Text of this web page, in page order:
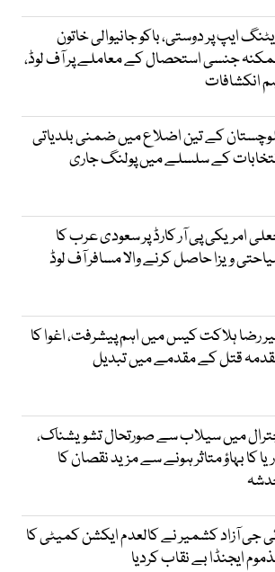
ایپ پر دوستی، باکو جانیوالی خاتون
جنسی استحصال کے معاملے پر آف لوڈ،
انکشافات
کے تین اضلاع میں ضمنی بلدیاتی
کے سلسلے میں پولنگ جاری
امریکی پی آر کارڈ پر سعودی عرب کا
ویزا حاصل کرنے والا مسافر آف لوڈ
رضا ہلاکت کیس میں اہم پیشرفت، اغوا کا
قتل کے مقدمے میں تبدیل
میں سیلاب سے صورتحال تشویشناک،
کا بہاؤ متاثر ہونے سے مزید نقصان کا
جی آزاد کشمیر نے کالعدم ایکشن کمیٹی کا
ایجنڈا بے نقاب کردیا